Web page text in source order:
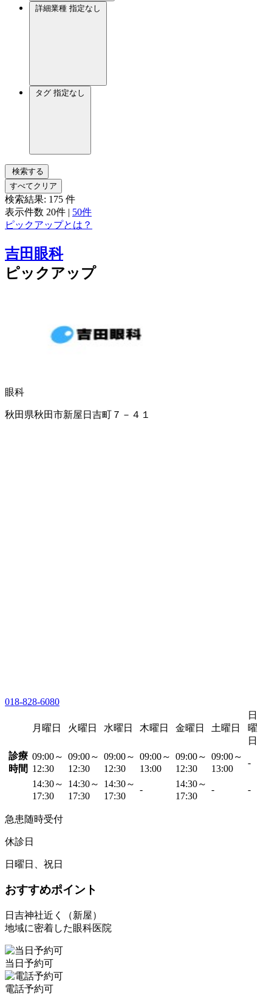
詳細業種 指定なし
タグ 指定なし
検索する
すべてクリア
検索結果: 175 件
表示件数 20件 | 50件
ピックアップとは？
吉田眼科
ピックアップ
眼科
秋田県秋田市新屋日吉町７－４１
018-828-6080
月曜日 火曜日 水曜日 木曜日 金曜日 土曜日
日
曜
日
診療
時間
09:00～
12:30
09:00～
12:30
09:00～
12:30
09:00～
13:00
09:00～
12:30
09:00～
13:00
-
14:30～
17:30
14:30～
17:30
14:30～
17:30
-
14:30～
17:30
- -
急患随時受付
休診日
日曜日、祝日
おすすめポイント
日吉神社近く（新屋）
地域に密着した眼科医院
当日予約可
電話予約可